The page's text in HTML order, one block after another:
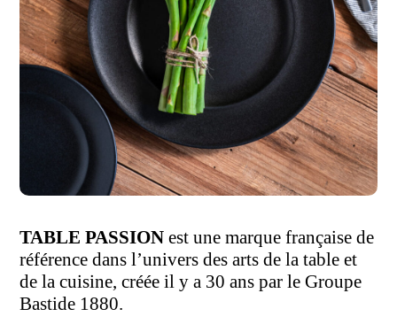
TABLE PASSION est une marque française de
référence dans l’univers des arts de la table et
de la cuisine, créée il y a 30 ans par le Groupe
Bastide 1880.